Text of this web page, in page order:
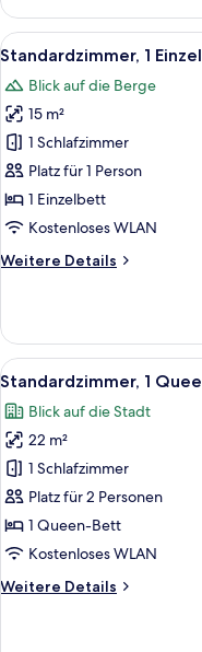
2 Einzelbetten,
Stadtblick
Alle
Fotos
für
Standardzimmer,
1 Einzelbett,
Raucher
anzeigen
11
Standardzimmer, 1
Blick auf die Berge
15 m²
1 Schlafzimmer
Platz für 1 Person
1 Einzelbett
Kostenloses WLAN
Weitere Details
Weitere
1 Einzelbett,
Raucher
Alle
Fotos
für
Standardzimmer,
Queen-
Bett,
Stadtblick
6
Standardzimmer, 1
Blick auf die Stadt
22 m²
1 Schlafzimmer
Platz für 2 Personen
1 Queen-Bett
Kostenloses WLAN
Weitere Details
Weitere